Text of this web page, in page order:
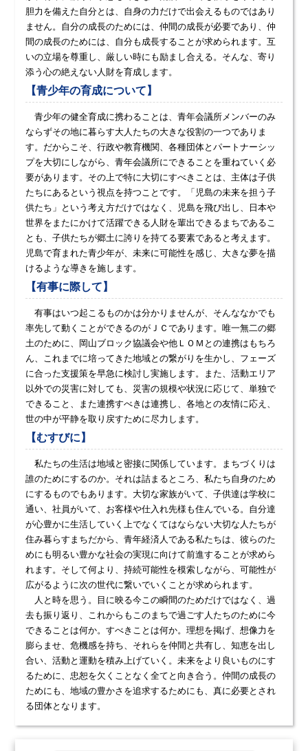
胆力を備えた自分とは、自身の力だけで出会えるものではあり
ません。自分の成長のためには、仲間の成長が必要であり、仲
間の成長のためには、自分も成長することが求められます。互
いの立場を尊重し、厳しい時にも励まし合える。そんな、寄り
添う心の絶えない人財を育成します。
【青少年の育成について】
青少年の健全育成に携わることは、青年会議所メンバーのみ
ならずその地に暮らす大人たちの大きな役割の一つでありま
す。だからこそ、行政や教育機関、各種団体とパートナーシッ
プを大切にしながら、青年会議所にできることを重ねていく必
要があります。その上で特に大切にすべきことは、主体は子供
たちにあるという視点を持つことです。「児島の未来を担う子
供たち」という考え方だけではなく、児島を飛び出し、日本や
世界をまたにかけて活躍できる人財を輩出できるまちであるこ
とも、子供たちが郷土に誇りを持てる要素であると考えます。
児島で育まれた青少年が、未来に可能性を感じ、大きな夢を描
けるような導きを施します。
【有事に際して】
有事はいつ起こるものかは分かりませんが、そんななかでも
率先して動くことができるのがＪＣであります。唯一無二の郷
土のために、岡山ブロック協議会や他ＬＯＭとの連携はもちろ
ん、これまでに培ってきた地域との繋がりを生かし、フェーズ
に合った支援策を早急に検討し実施します。また、活動エリア
以外での災害に対しても、災害の規模や状況に応じて、単独で
できること、また連携すべきは連携し、各地との友情に応え、
世の中が平静を取り戻すために尽力します。
【むすびに】
私たちの生活は地域と密接に関係しています。まちづくりは
誰のためにするのか。それは詰まるところ、私たち自身のため
にするものでもあります。大切な家族がいて、子供達は学校に
通い、社員がいて、お客様や仕入れ先様も住んでいる。自分達
が心豊かに生活していく上でなくてはならない大切な人たちが
住み暮らすまちだから、青年経済人である私たちは、彼らのた
めにも明るい豊かな社会の実現に向けて前進することが求めら
れます。そして何より、持続可能性を模索しながら、可能性が
広がるように次の世代に繋いでいくことが求められます。
人と時を思う。目に映る今この瞬間のためだけではなく、過
去も振り返り、これからもこのまちで過ごす人たちのために今
できることは何か。すべきことは何か。理想を掲げ、想像力を
膨らませ、危機感を持ち、それらを仲間と共有し、知恵を出し
合い、活動と運動を積み上げていく。未来をより良いものにす
るために、忠恕を欠くことなく全てと向き合う。仲間の成長の
ためにも、地域の豊かさを追求するためにも、真に必要とされ
る団体となります。